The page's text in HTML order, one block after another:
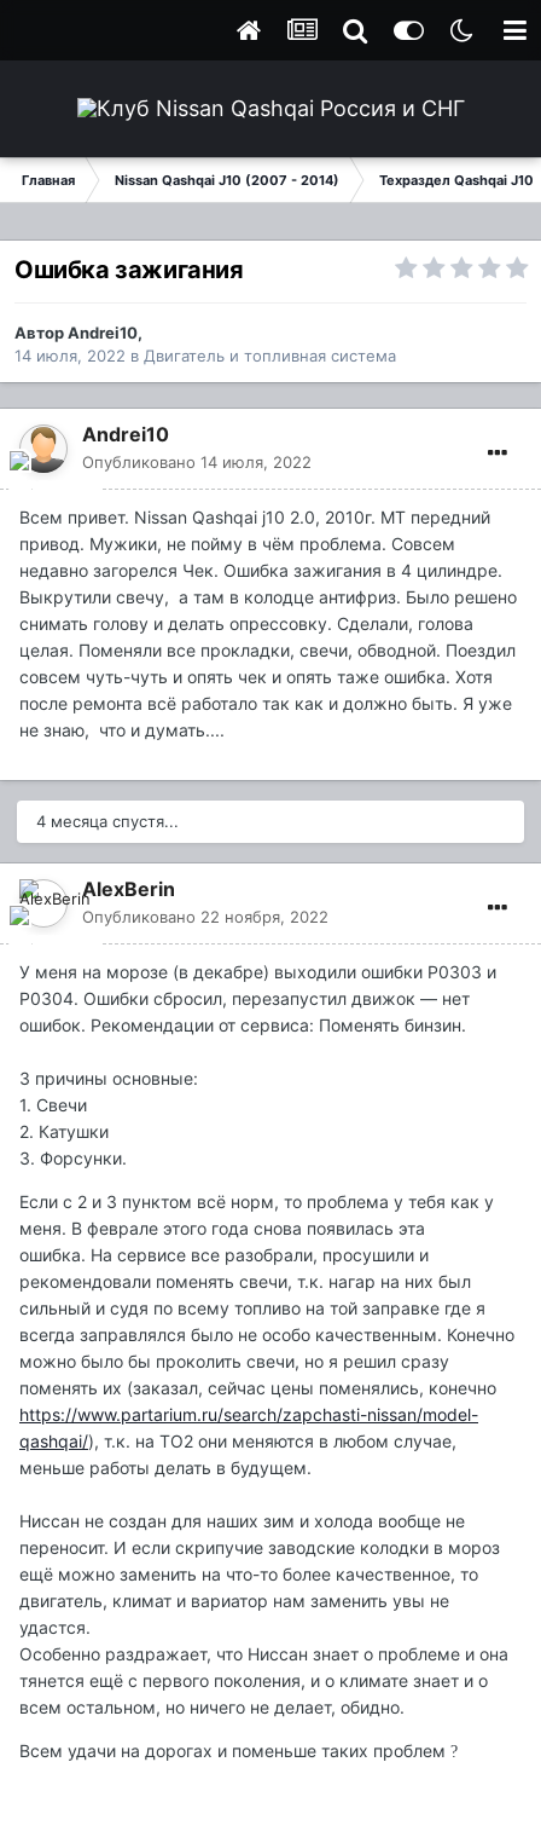
Главная Nissan Qashqai J10 (2007 - 2014) Техраздел Qashqai J10
Ошибка зажигания
АвторAndrei10,
14 июля, 2022 в Двигатель и топливная система
Andrei10
Опубликовано 14 июля, 2022
Всем привет. Nissan Qashqai j10 2.0, 2010г. МТ передний
привод. Мужики, не пойму в чём проблема. Совсем
недавно загорелся Чек. Ошибка зажигания в 4 цилиндре.
Выкрутили свечу, а там в колодце антифриз. Было решено
снимать голову и делать опрессовку. Сделали, голова
целая. Поменяли все прокладки, свечи, обводной. Поездил
совсем чуть-чуть и опять чек и опять таже ошибка. Хотя
после ремонта всё работало так как и должно быть. Я уже
не знаю, что и думать....
4 месяца спустя...
AlexBerin
Опубликовано 22 ноября, 2022
У меня на морозе (в декабре) выходили ошибки P0303 и
P0304. Ошибки сбросил, перезапустил движок — нет
ошибок. Рекомендации от сервиса: Поменять бинзин.
3 причины основные:
1. Свечи
2. Катушки
3. Форсунки.
Если с 2 и 3 пунктом всё норм, то проблема у тебя как у
меня. В феврале этого года снова появилась эта
ошибка. На сервисе все разобрали, просушили и
рекомендовали поменять свечи, т.к. нагар на них был
сильный и судя по всему топливо на той заправке где я
всегда заправлялся было не особо качественным. Конечно
можно было бы проколить свечи, но я решил сразу
поменять их (заказал, сейчас цены поменялись, конечно
https://www.partarium.ru/search/zapchasti-nissan/model-
qashqai/), т.к. на ТО2 они меняются в любом случае,
меньше работы делать в будущем.
Ниссан не создан для наших зим и холода вообще не
переносит. И если скрипучие заводские колодки в мороз
ещё можно заменить на что-то более качественное, то
двигатель, климат и вариатор нам заменить увы не
удастся.
Особенно раздражает, что Ниссан знает о проблеме и она
тянется ещё с первого поколения, и о климате знает и о
всем остальном, но ничего не делает, обидно.
Всем удачи на дорогах и поменьше таких проблем ?